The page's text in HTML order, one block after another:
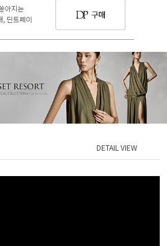
DETAIL VIEW